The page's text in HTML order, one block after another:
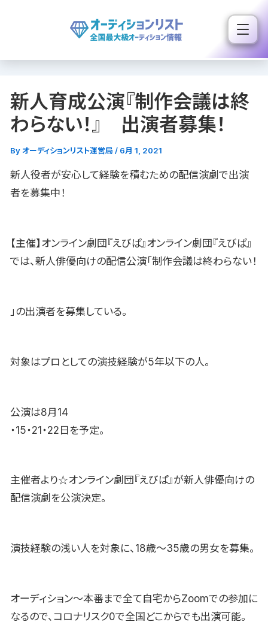
ス
新人育成公演『制作会議は終
わらない！』 出演者募集！
By オーディションリスト運営局 / 6月 1, 2021
新人役者が安心して経験を積むための配信演劇で出演
者を募集中！
【主催】オンライン劇団『えびぱ』オンライン劇団『えびぱ』
では、新人俳優向けの配信公演「制作会議は終わらない！
」の出演者を募集している。
対象はプロとしての演技経験が5年以下の人。
公演は8月14
・15・21・22日を予定。
主催者より☆オンライン劇団『えびぱ』が新人俳優向けの
配信演劇を公演決定。
演技経験の浅い人を対象に、18歳〜35歳の男女を募集。
オーディション〜本番まで全て自宅からZoomでの参加に
なるので、コロナリスク0で全国どこからでも出演可能。